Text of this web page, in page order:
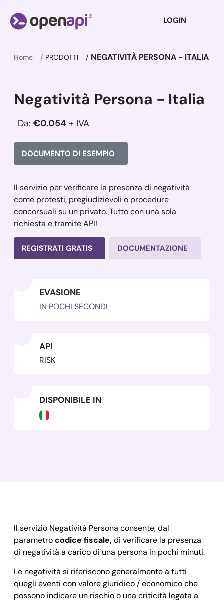
LOGIN
Home PRODOTTI NEGATIVITÀ PERSONA - ITALIA
Negatività Persona - Italia
Da: €0.054 + IVA
DOCUMENTO DI ESEMPIO
Il servizio per verificare la presenza di negatività
come protesti, pregiudizievoli o procedure
concorsuali su un privato. Tutto con una sola
richiesta e tramite API!
REGISTRATI GRATIS DOCUMENTAZIONE
EVASIONE
IN POCHI SECONDI
API
RISK
DISPONIBILE IN
Il servizio Negatività Persona consente, dal
parametrocodice fiscale,di verificare la presenza
di negatività a carico di una persona in pochi minuti.
Le negatività si riferiscono generalmente a tutti
quegli eventi con valore giuridico / economico che
possono indicare un rischio o una criticità legata a